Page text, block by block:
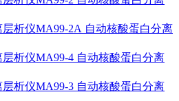
自动核酸蛋白分离
自动核酸蛋白分离
自动核酸蛋白分离